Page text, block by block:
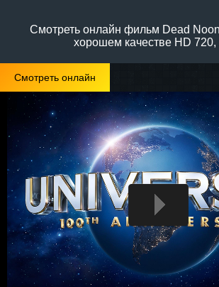
Смотреть онлайн фильм Dead
хорошем качестве HD 720,
Смотреть онлайн